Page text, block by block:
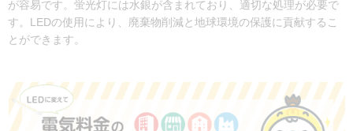
が容易です。蛍光灯には水銀が含まれており、適切な処理が必要で
す。LEDの使用により、廃棄物削減と地球環境の保護に貢献するこ
とができます。